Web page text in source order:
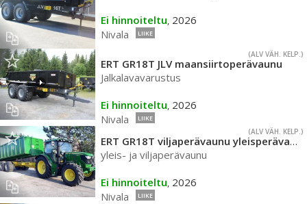
Ei hinnoiteltu, 2026
Nivala
LIIKE
(ALV VÄH. KELP.)
ERT GR18T JLV maansiirtoperävaunu
Jalkalavavarustus
Ei hinnoiteltu, 2026
Nivala
LIIKE
(ALV VÄH. KELP.)
ERT GR18T viljaperävaunu yleisperävaunu 6 m
yleis- ja viljaperävaunu
Ei hinnoiteltu, 2026
Nivala
LIIKE